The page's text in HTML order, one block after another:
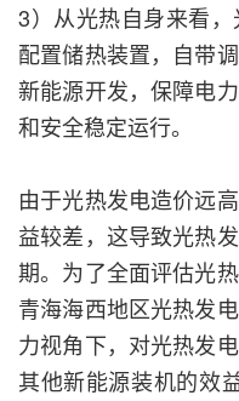
3）从光热自身来看
配置储热装置，自带
新能源开发，保障电
和安全稳定运行。
由于光热发电造价远
益较差，这导致光热
期。为了全面评估光
青海海西地区光热发
力视角下，对光热发
其他新能源装机的效